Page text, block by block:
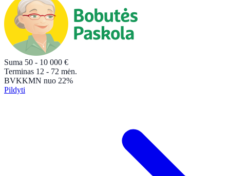
Suma 50 - 10 000 €
Terminas 12 - 72 mėn.
BVKKMN nuo 22%
Pildyti